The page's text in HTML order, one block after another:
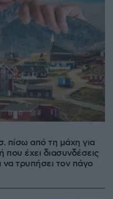
πίσω από τη μάχη για
που έχει διασυνδέσεις
να τρυπήσει τον πάγο